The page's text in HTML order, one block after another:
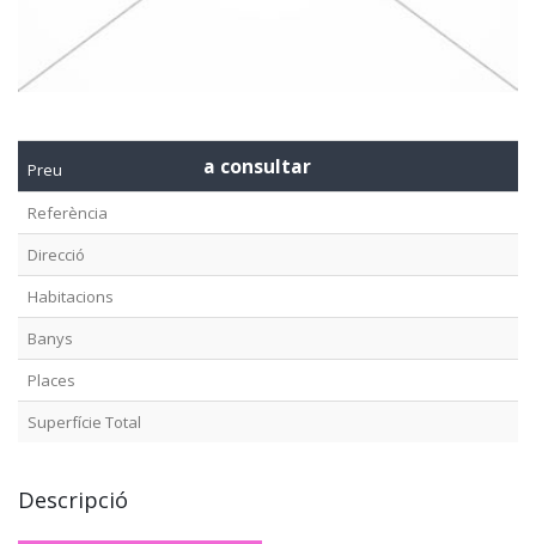
Preu a consultar
Referència
Direcció
Habitacions
Banys
Places
Superfície Total
Descripció